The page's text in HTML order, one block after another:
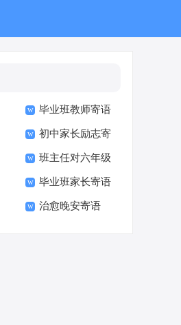
毕业班教师寄语
甄选初中家长励志寄
语 班主任对六年级
学生的寄语
毕业班家长寄语
治愈晚安寄语